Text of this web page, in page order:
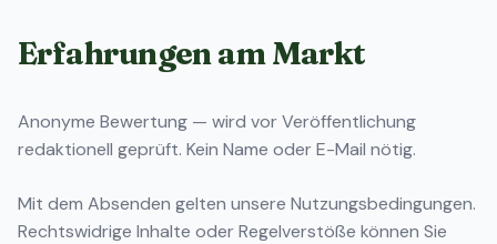
Erfahrungen am Markt
Anonyme Bewertung — wird vor Veröffentlichung
redaktionell geprüft. Kein Name oder E-Mail nötig.
Mit dem Absenden gelten unsere Nutzungsbedingungen.
Rechtswidrige Inhalte oder Regelverstöße können Sie